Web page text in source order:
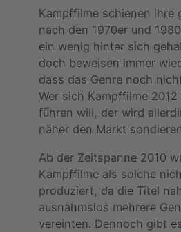
Kampffilme schienen ihre
nach den 1970er und
ein wenig hinter sich
doch beweisen immer
dass das Genre noch
Wer sich Kampffilme 2012
führen will, der wird
näher den Markt
Ab der Zeitspanne 2010
Kampffilme als solche
produziert, da die Titel
ausnahmslos mehrere
vereinten. Dennoch gibt